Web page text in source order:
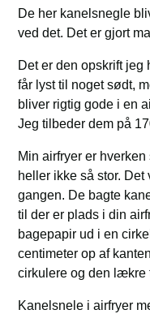
De her kanelsnegle
ved det. Det er gjort
Det er den opskrift jeg
får lyst til noget sødt,
bliver rigtig gode i en
Jeg tilbeder dem på
Min airfryer er
heller ikke så stor.
gangen. De bagte
til der er plads i din
bagepapir ud i en
centimeter op af
cirkulere og den lækre
Kanelsnele i airfryer